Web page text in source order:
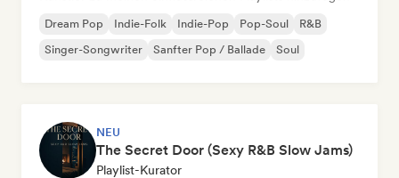
Dream Pop Indie-Folk Indie-Pop Pop-Soul
R&B
Singer-Songwriter
Sanfter Pop / Ballade Soul
NEU
The Secret Door (Sexy R&B Slow Jams)
Playlist-Kurator